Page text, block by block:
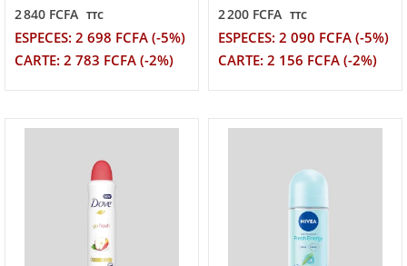
2 840 FCFA TTC
ESPECES: 2 698 FCFA (-5%)
CARTE: 2 783 FCFA (-2%)
2 200 FCFA TTC
ESPECES: 2 090 FCFA (-5%)
CARTE: 2 156 FCFA (-2%)